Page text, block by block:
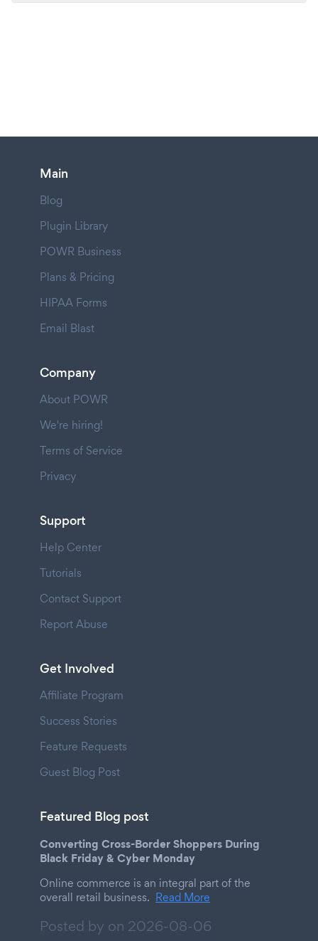
Main
Blog
Plugin Library
POWR Business
Plans & Pricing
HIPAA Forms
Email Blast
Company
About POWR
We're hiring!
Terms of Service
Privacy
Support
Help Center
Tutorials
Contact Support
Report Abuse
Get Involved
Affiliate Program
Success Stories
Feature Requests
Guest Blog Post
Featured Blog post
Converting Cross-Border Shoppers During
Black Friday & Cyber Monday
Online commerce is an integral part of the
overall retail business. Read More
Posted by on 2026-08-06